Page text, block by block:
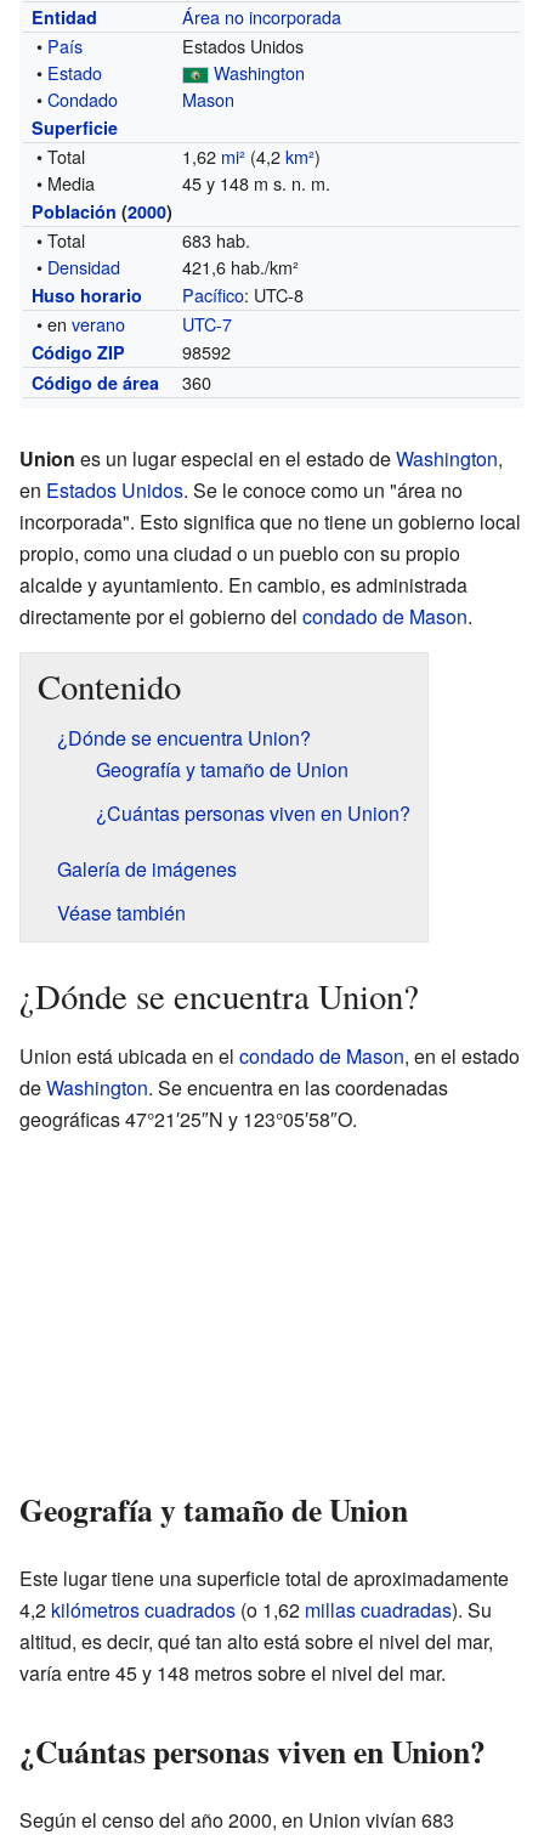
Entidad
Área no incorporada
• País
Estados Unidos
• Estado
Washington
•Condado Mason
Superficie
• Total 1,62 mi² (4,2km²)
• Media
45 y 148 m s. n. m.
Población (2000)
• Total
683 hab.
• Densidad 421,6 hab./km²
Huso horario Pacífico: UTC-8
• enverano UTC-7
Código ZIP 98592
Código de área 360
Union es un lugar especial en el estado deWashington,
en Estados Unidos. Se le conoce como un "área no
incorporada". Esto significa que no tiene un gobierno local
propio, como una ciudad o un pueblo con su propio
alcalde y ayuntamiento. En cambio, es administrada
directamente por el gobierno del condado de Mason.
Contenido
¿Dónde se encuentra Union?
Geografía y tamaño de Union
¿Cuántas personas viven en Union?
Galería de imágenes
Véase también
¿Dónde se encuentra Union?
Union está ubicada en el condado de Mason, en el estado
deWashington. Se encuentra en las coordenadas
geográficas 47°21′25″N y 123°05′58″O.
Geografía y tamaño de Union
Este lugar tiene una superficie total de aproximadamente
4,2 kilómetros cuadrados (o 1,62 millas cuadradas). Su
altitud, es decir, qué tan alto está sobre el nivel del mar,
varía entre 45 y 148 metros sobre el nivel del mar.
¿Cuántas personas viven en Union?
Según el censo del año 2000, en Union vivían 683